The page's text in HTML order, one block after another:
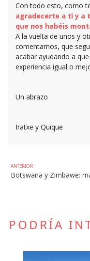
Con todo esto, como
agradecerte a ti y a
que nos habéis
A la vuelta de unos y
comentamos, que
acabar ayudando a
experiencia igual o
Un abrazo
Iratxe y Quique
ANTERIOR
PODRÍA